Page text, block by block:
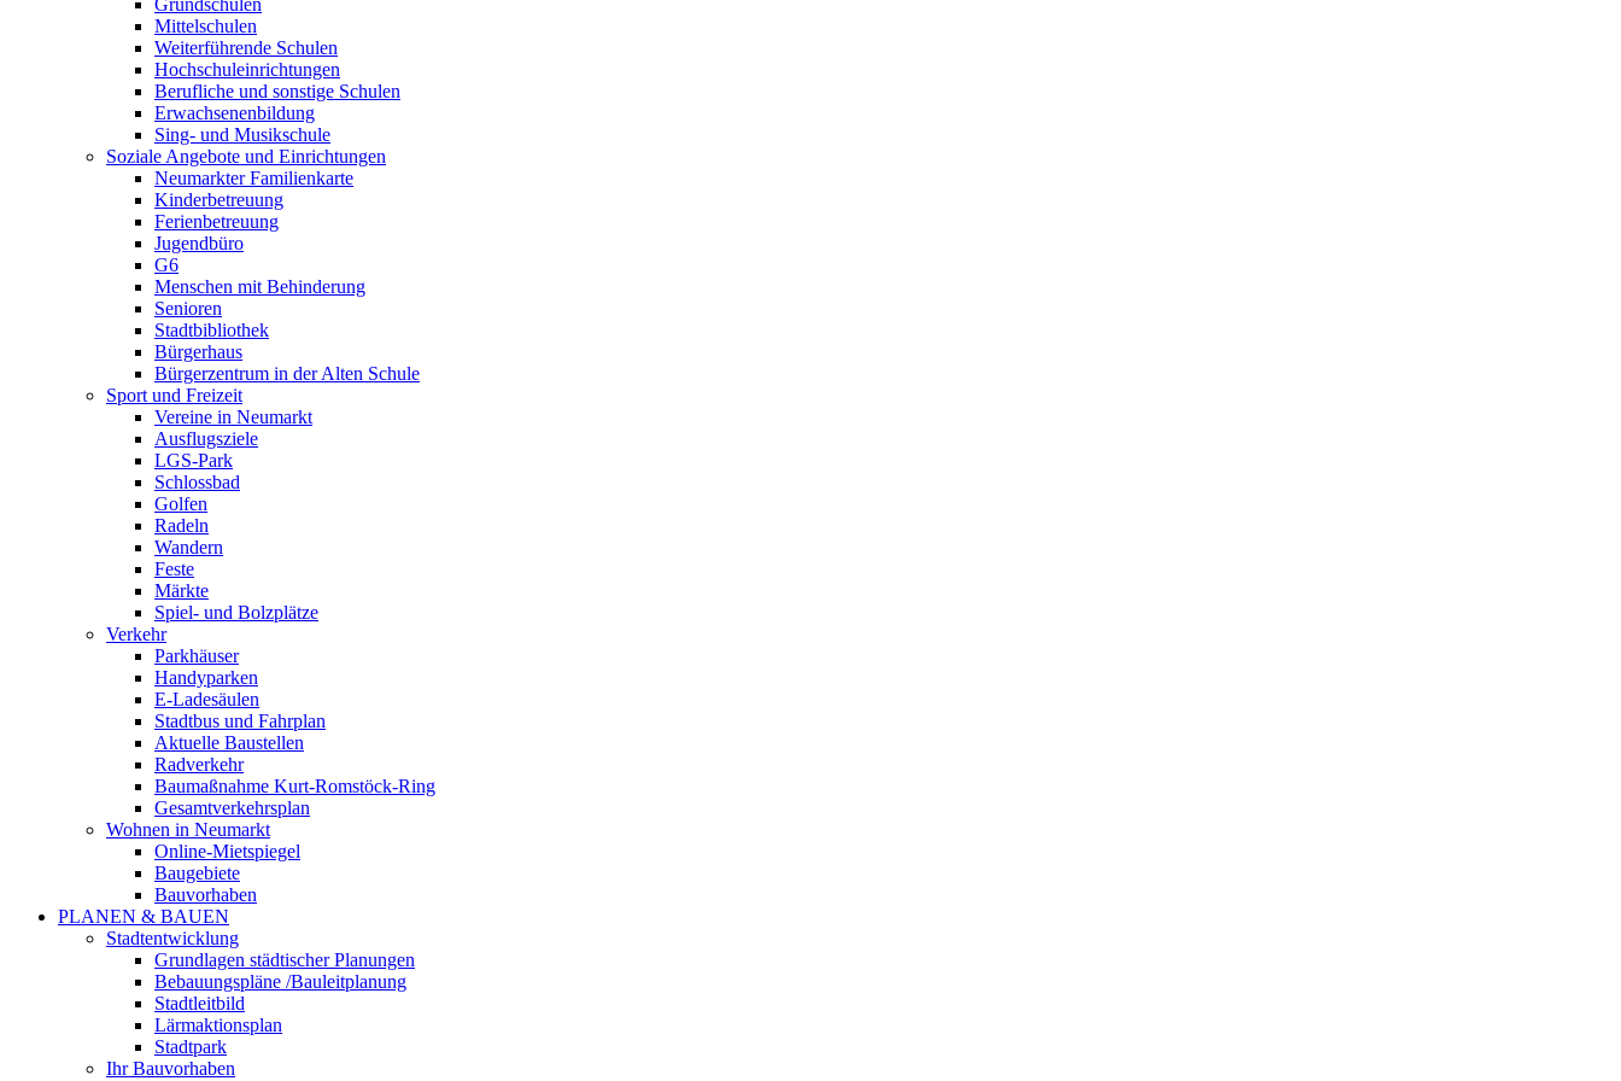
Grundschulen
Mittelschulen
Weiterführende Schulen
Hochschuleinrichtungen
Berufliche und sonstige Schulen
Erwachsenenbildung
Sing- und Musikschule
Soziale Angebote und Einrichtungen
Neumarkter Familienkarte
Kinderbetreuung
Ferienbetreuung
Jugendbüro
G6
Menschen mit Behinderung
Senioren
Stadtbibliothek
Bürgerhaus
Bürgerzentrum in der Alten Schule
Sport und Freizeit
Vereine in Neumarkt
Ausflugsziele
LGS-Park
Schlossbad
Golfen
Radeln
Wandern
Feste
Märkte
Spiel- und Bolzplätze
Verkehr
Parkhäuser
Handyparken
E-Ladesäulen
Stadtbus und Fahrplan
Aktuelle Baustellen
Radverkehr
Baumaßnahme Kurt-Romstöck-Ring
Gesamtverkehrsplan
Wohnen in Neumarkt
Online-Mietspiegel
Baugebiete
Bauvorhaben
PLANEN & BAUEN
Stadtentwicklung
Grundlagen städtischer Planungen
Bebauungspläne /Bauleitplanung
Stadtleitbild
Lärmaktionsplan
Stadtpark
Ihr Bauvorhaben